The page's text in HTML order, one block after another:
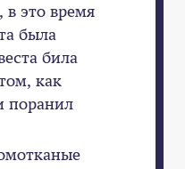
это время
была
била
как
поранил